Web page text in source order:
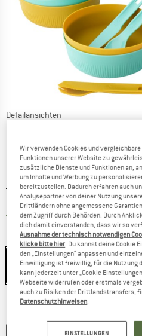
Detailansichten
Ursprünglicher Preis :
219,95€
Preis:
164,96€ inkl. MwSt.
Versandkostenfrei(DE)
Größe:4 Person
4 Person
25%
Lieferzeit: 2-4 Werktage
Der
Wir verwenden Cookies und
Funktionen unserer Website zu
zusätzliche Dienste und Funktionen an,
um Inhalte und Werbung zu
bereitzustellen. Dadurch erfahren auch
Analysepartner von deiner Nutzung
Drittländern ohne angemessene
dem Zugriff durch Behörden. Durch
dich damit einverstanden, dass wir so
Ausnahme der technisch notwendigen
klicke bitte hier. Du kannst deine Cookie
den „Einstellungen“ anpassen und
Einwilligung ist freiwillig, für die Nutzung
kann jederzeit unter „Cookie
Webseite widerrufen oder erstmals
auch zu Risiken der Drittlandstransfers,
Datenschutzhinweisen.
EINSTELLUNGEN